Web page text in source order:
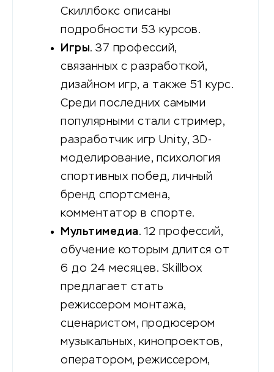
Скиллбокс описаны
подробности 53 курсов.
Игры. 37 профессий,
связанных с разработкой,
дизайном игр, а также 51 курс.
Среди последних самыми
популярными стали стример,
разработчик игр Unity, 3D-
моделирование, психология
спортивных побед, личный
бренд спортсмена,
комментатор в спорте.
Мультимедиа. 12 профессий,
обучение которым длится от
6 до 24 месяцев. Skillbox
предлагает стать
режиссером монтажа,
сценаристом, продюсером
музыкальных, кинопроектов,
оператором, режиссером,